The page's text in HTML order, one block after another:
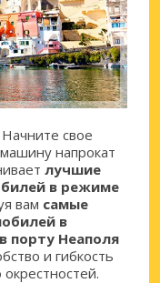
Начните свое
напрокат
лучшие
в режиме
вам самые
в
порту Неаполя
и гибкость